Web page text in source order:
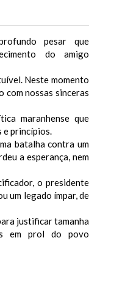
pesar que
do amigo
Neste momento
com nossas sinceras
maranhense que
e princípios.
batalha contra um
a esperança, nem
o presidente
um legado ímpar, de
justificar tamanha
em prol do povo